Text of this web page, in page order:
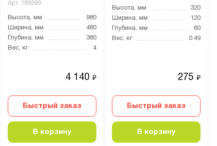
Арт. 189599
Высота, мм
980
Ширина, мм
480
Глубина, мм
380
Вес, кг
4
4 140₽
Быстрый заказ
В корзину
Высота, мм
320
Ширина, мм
120
Глубина, мм
60
Вес, кг
0.49
275₽
Быстрый заказ
В корзину
Количество секций:
Распашная
Тип покрытия поверхности: